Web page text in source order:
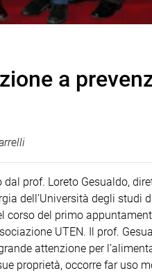
a
prof. Loreto Gesualdo,
dell’Università degli studi
corso del primo
UTEN. Il prof.
attenzione per
proprietà, occorre far uso